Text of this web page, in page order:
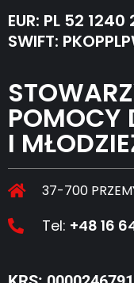
EUR: PL 52
SWIFT:
POMOCY
I
37-700
Tel: +48 16